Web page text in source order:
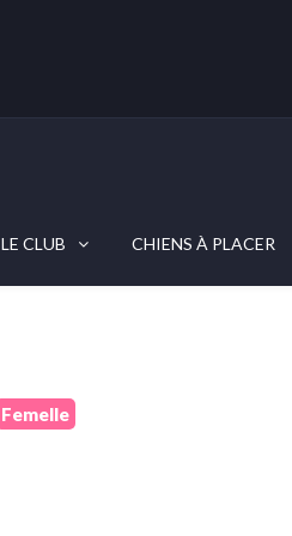
LE CLUB CHIENS À PLACER
Femelle